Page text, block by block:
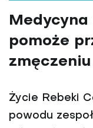
pomoże
zmęczeniu
Życie Rebeki
powodu